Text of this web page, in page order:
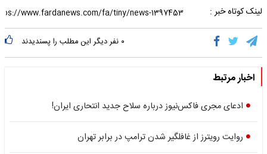
لینک کوتاه خبر :
۰ نفر دیگر این مطلب را پسندیدند
اخبار مرتبط
ادعای مجری فاکس‌‌نیوز درباره سلاح جدید انتحاری ایران!
روایت رویترز از غافلگیر شدن ترامپ در برابر تهران